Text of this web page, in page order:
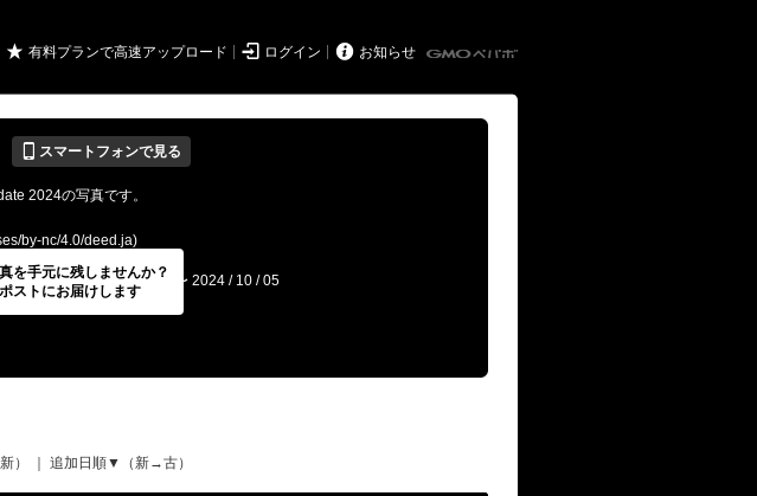
★ 有料プランで高速アップロード  ログイン  お知らせ
📱 スマートフォンで見る
2024の写真です。
by-nc/4.0/deed.ja)
トの期間
2024 / 10 / 04 〜 2024 / 10 / 05
） 追加日順▼（新→古）
を手元に残しませんか？
ストにお届けします